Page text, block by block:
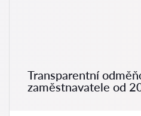
Transparentní
zaměstnavatele od